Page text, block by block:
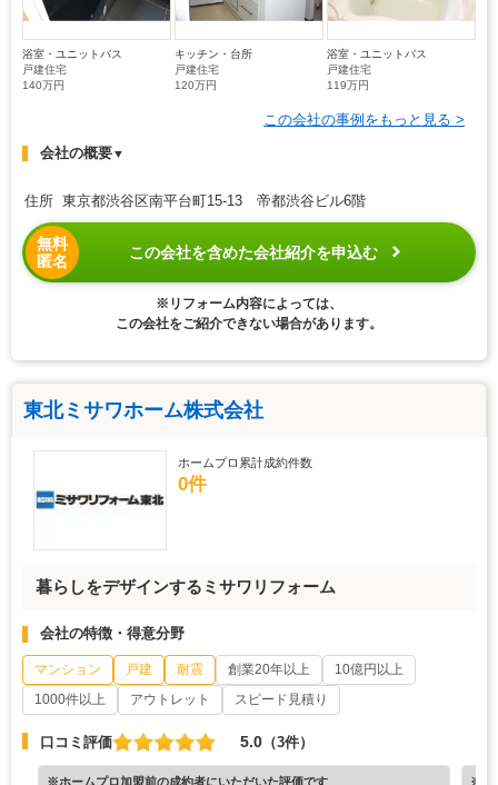
浴室・ユニットバス
戸建住宅
140万円
キッチン・台所
戸建住宅
120万円
浴室・ユニットバス
戸建住宅
119万円
この会社の事例をもっと見る >
会社の概要▼
住所 東京都渋谷区南平台町15-13 帝都渋谷ビル6階
無料
匿名
この会社を含めた会社紹介を申込む
※リフォーム内容によっては、
この会社をご紹介できない場合があります。
東北ミサワホーム株式会社
ホームプロ累計成約件数
0件
暮らしをデザインするミサワリフォーム
会社の特徴・得意分野
マンション 戸建 耐震 創業20年以上
10億円以上
1000件以上
アウトレット スピード見積り
口コミ評価 5.0 （3件）
※ホームプロ加盟前の成約者にいただいた評価です ※ホ